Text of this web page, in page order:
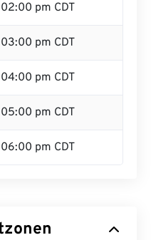
02:00 pm CDT
03:00 pm CDT
04:00 pm CDT
05:00 pm CDT
06:00 pm CDT